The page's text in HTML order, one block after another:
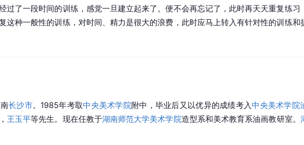
过了一段时间的训练，感觉一旦建立起来了。便不会再忘记了，此时再天天重复练习
这种一般性的训练，对时间、精力是很大的浪费，此时应马上转入有针对性的训练和
长沙市。1985年考取中央美术学院附中，毕业后又以优异的成绩考入中央美术学院
王玉平等先生。现在任教于湖南师范大学美术学院造型系和美术教育系油画教研室。